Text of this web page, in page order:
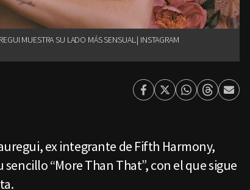
MUESTRA SU LADO MÁS SENSUAL.| INSTAGRAM
Facebook
TwitterWhatsapp
ThreadsEnviar
ex integrante de Fifth Harmony,
sencillo “More Than That”, con el que sigue